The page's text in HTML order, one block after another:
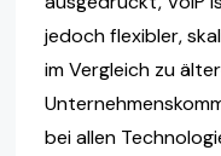
jedoch flexibler,
im Vergleich zu
bei allen